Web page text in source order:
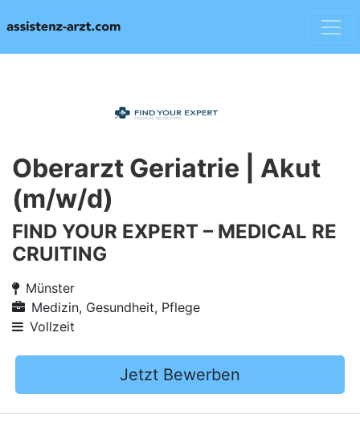
Oberarzt Geriatrie | Akut
(m/w/d)
FIND YOUR EXPERT – MEDICAL RE
CRUITING
Münster
Medizin, Gesundheit, Pflege
Vollzeit
Jetzt Bewerben